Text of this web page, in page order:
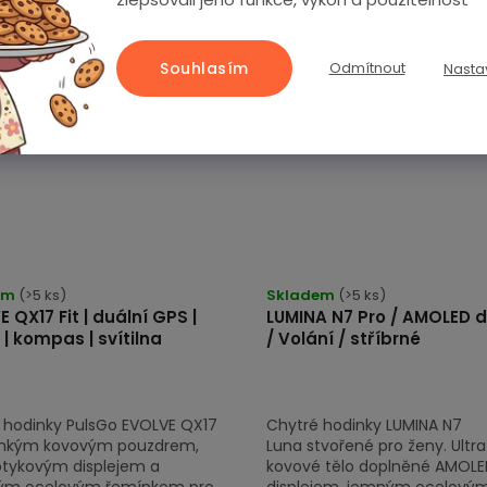
Odmítnout
Souhlasím
QX17 Fit | duální GPS |
kompas | svítilna
(>5 ks)
PulsGo EVOLVE QX17
kovovým pouzdrem,
displejem a
Kompletně
v češtině
LUMINA N7 Pro / AMOLED
/ Volání / stříbrné
Skladem (>5 ks)
Chytré hodinky LUMINA N7
Luna stvořené pro ženy.
kovové tělo doplněné